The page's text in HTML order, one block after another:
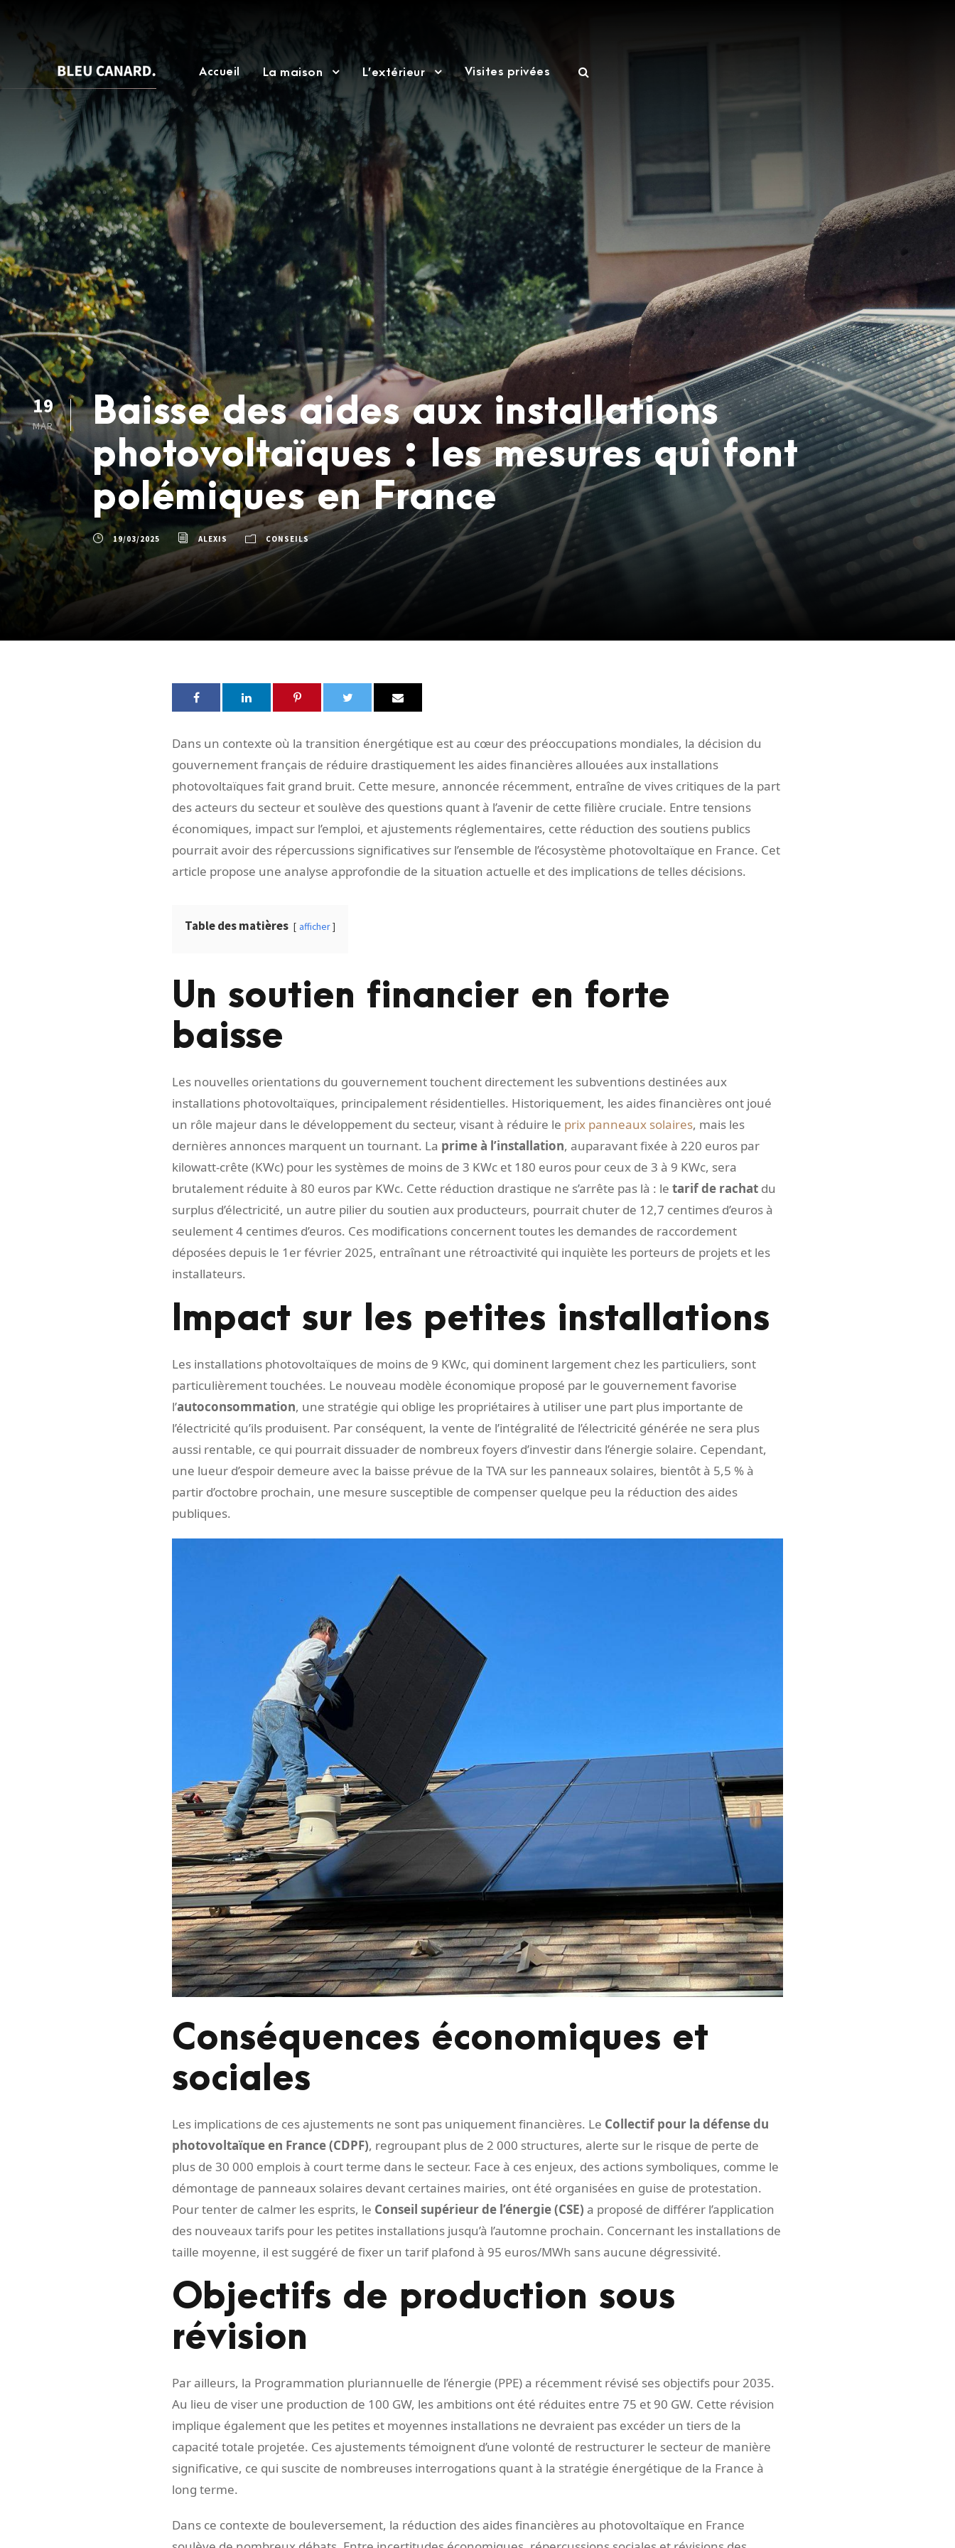
Accueil La maison L’extérieur Visites privées
19
MAR
Baisse des aides aux installations
photovoltaïques : les mesures qui font
polémiques en France
19/03/2025 ALEXIS CONSEILS
Dans un contexte où la transition énergétique est au cœur des préoccupations mondiales, la décision du
gouvernement français de réduire drastiquement les aides financières allouées aux installations
photovoltaïques fait grand bruit. Cette mesure, annoncée récemment, entraîne de vives critiques de la part
des acteurs du secteur et soulève des questions quant à l’avenir de cette filière cruciale. Entre tensions
économiques, impact sur l’emploi, et ajustements réglementaires, cette réduction des soutiens publics
pourrait avoir des répercussions significatives sur l’ensemble de l’écosystème photovoltaïque en France. Cet
article propose une analyse approfondie de la situation actuelle et des implications de telles décisions.
Table des matières afficher
Un soutien financier en forte
baisse
Les nouvelles orientations du gouvernement touchent directement les subventions destinées aux
installations photovoltaïques, principalement résidentielles. Historiquement, les aides financières ont joué
un rôle majeur dans le développement du secteur, visant à réduire le prix panneaux solaires, mais les
dernières annonces marquent un tournant. La prime à l’installation, auparavant fixée à 220 euros par
kilowatt-crête (KWc) pour les systèmes de moins de 3 KWc et 180 euros pour ceux de 3 à 9 KWc, sera
brutalement réduite à 80 euros par KWc. Cette réduction drastique ne s’arrête pas là : le tarif de rachat du
surplus d’électricité, un autre pilier du soutien aux producteurs, pourrait chuter de 12,7 centimes d’euros à
seulement 4 centimes d’euros. Ces modifications concernent toutes les demandes de raccordement
déposées depuis le 1er février 2025, entraînant une rétroactivité qui inquiète les porteurs de projets et les
installateurs.
Impact sur les petites installations
Les installations photovoltaïques de moins de 9 KWc, qui dominent largement chez les particuliers, sont
particulièrement touchées. Le nouveau modèle économique proposé par le gouvernement favorise
l’autoconsommation, une stratégie qui oblige les propriétaires à utiliser une part plus importante de
l’électricité qu’ils produisent. Par conséquent, la vente de l’intégralité de l’électricité générée ne sera plus
aussi rentable, ce qui pourrait dissuader de nombreux foyers d’investir dans l’énergie solaire. Cependant,
une lueur d’espoir demeure avec la baisse prévue de la TVA sur les panneaux solaires, bientôt à 5,5 % à
partir d’octobre prochain, une mesure susceptible de compenser quelque peu la réduction des aides
publiques.
Conséquences économiques et
sociales
Les implications de ces ajustements ne sont pas uniquement financières. Le Collectif pour la défense du
photovoltaïque en France (CDPF), regroupant plus de 2 000 structures, alerte sur le risque de perte de
plus de 30 000 emplois à court terme dans le secteur. Face à ces enjeux, des actions symboliques, comme le
démontage de panneaux solaires devant certaines mairies, ont été organisées en guise de protestation.
Pour tenter de calmer les esprits, le Conseil supérieur de l’énergie (CSE) a proposé de différer l’application
des nouveaux tarifs pour les petites installations jusqu’à l’automne prochain. Concernant les installations de
taille moyenne, il est suggéré de fixer un tarif plafond à 95 euros/MWh sans aucune dégressivité.
Objectifs de production sous
révision
Par ailleurs, la Programmation pluriannuelle de l’énergie (PPE) a récemment révisé ses objectifs pour 2035.
Au lieu de viser une production de 100 GW, les ambitions ont été réduites entre 75 et 90 GW. Cette révision
implique également que les petites et moyennes installations ne devraient pas excéder un tiers de la
capacité totale projetée. Ces ajustements témoignent d’une volonté de restructurer le secteur de manière
significative, ce qui suscite de nombreuses interrogations quant à la stratégie énergétique de la France à
long terme.
Dans ce contexte de bouleversement, la réduction des aides financières au photovoltaïque en France